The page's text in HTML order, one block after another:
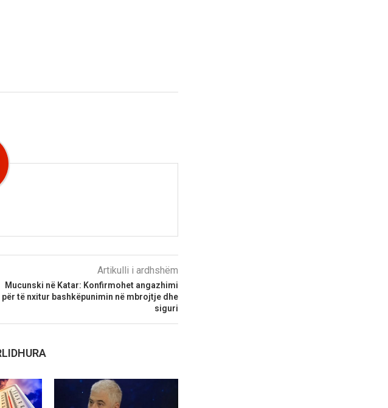
Artikulli i ardhshëm
Mucunski në Katar: Konfirmohet angazhimi
për të nxitur bashkëpunimin në mbrojtje dhe
siguri